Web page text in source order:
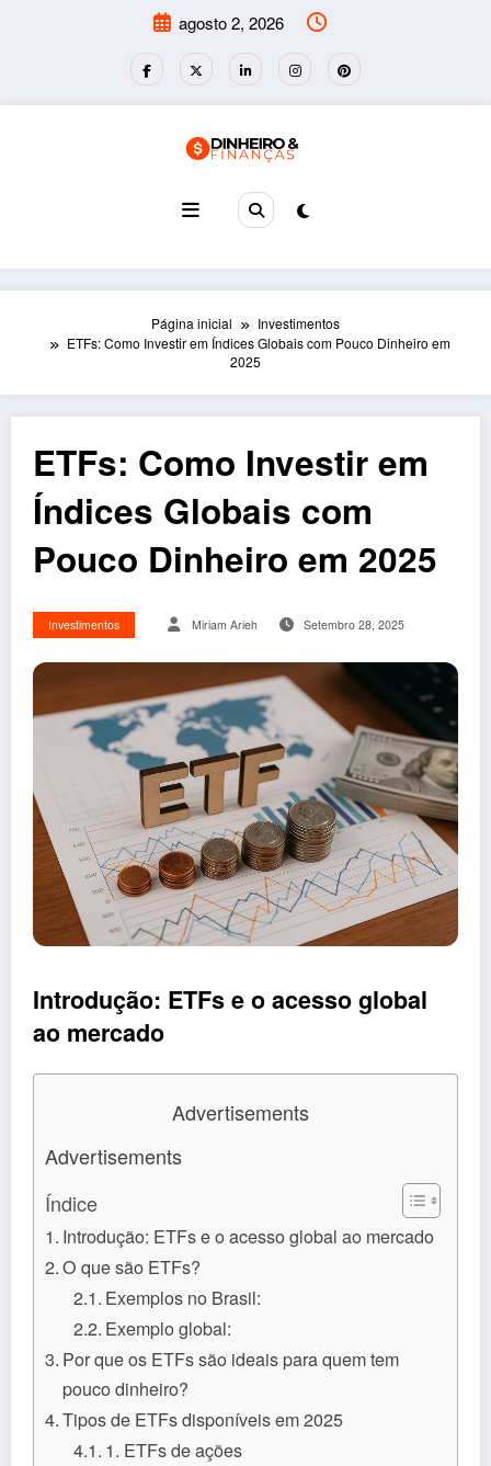
agosto 2, 2026
Página inicial
Investimentos
ETFs: Como Investir em Índices Globais com Pouco Dinheiro em
2025
ETFs: Como Investir em
Índices Globais com
Pouco Dinheiro em 2025
Investimentos Miriam Arieh Setembro 28, 2025
Introdução: ETFs e o acesso global
ao mercado
Advertisements
Advertisements
Índice
Introdução: ETFs e o acesso global ao mercado
O que são ETFs?
Exemplos no Brasil:
Exemplo global:
Por que os ETFs são ideais para quem tem
pouco dinheiro?
Tipos de ETFs disponíveis em 2025
1. ETFs de ações